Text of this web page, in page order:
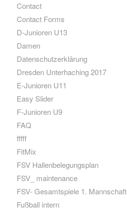
Contact
Contact Forms
D-Junioren U13
Damen
Datenschutzerklärung
Dresden Unterhaching 2017
E-Junioren U11
Easy Slider
F-Junioren U9
FAQ
fffff
FitMix
FSV Hallenbelegungsplan
FSV_ maintenance
FSV- Gesamtspiele 1. Mannschaft
Fußball intern